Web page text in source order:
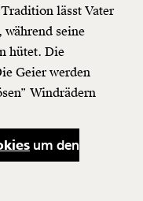
lässt Vater
seine
hütet. Die
Geier werden
Windrädern
um den